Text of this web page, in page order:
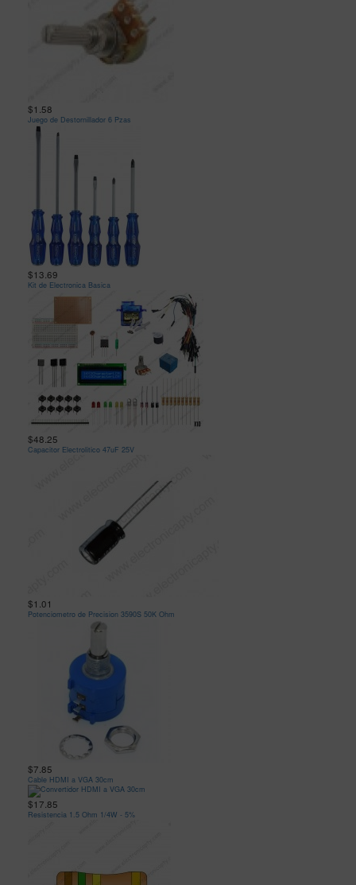
$1.58
Juego de Destornillador 6 Pzas
$13.69
Kit de Electronica Basica
$48.25
Capacitor Electrolitico 47uF 25V
$1.01
Potenciometro de Precision 3590S 50K Ohm
$7.85
Cable HDMI a VGA 30cm
$17.85
Resistencia 1.5 Ohm 1/4W - 5%